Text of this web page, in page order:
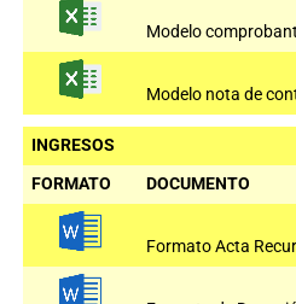
Modelo
Modelo nota de
INGRESOS
FORMATO
DOCUMENTO
Formato Acta